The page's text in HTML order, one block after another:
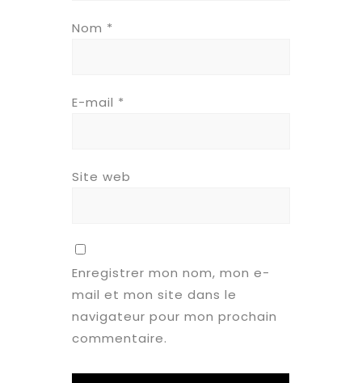
Nom *
E-mail *
Site web
Enregistrer mon nom, mon e-
mail et mon site dans le
navigateur pour mon prochain
commentaire.